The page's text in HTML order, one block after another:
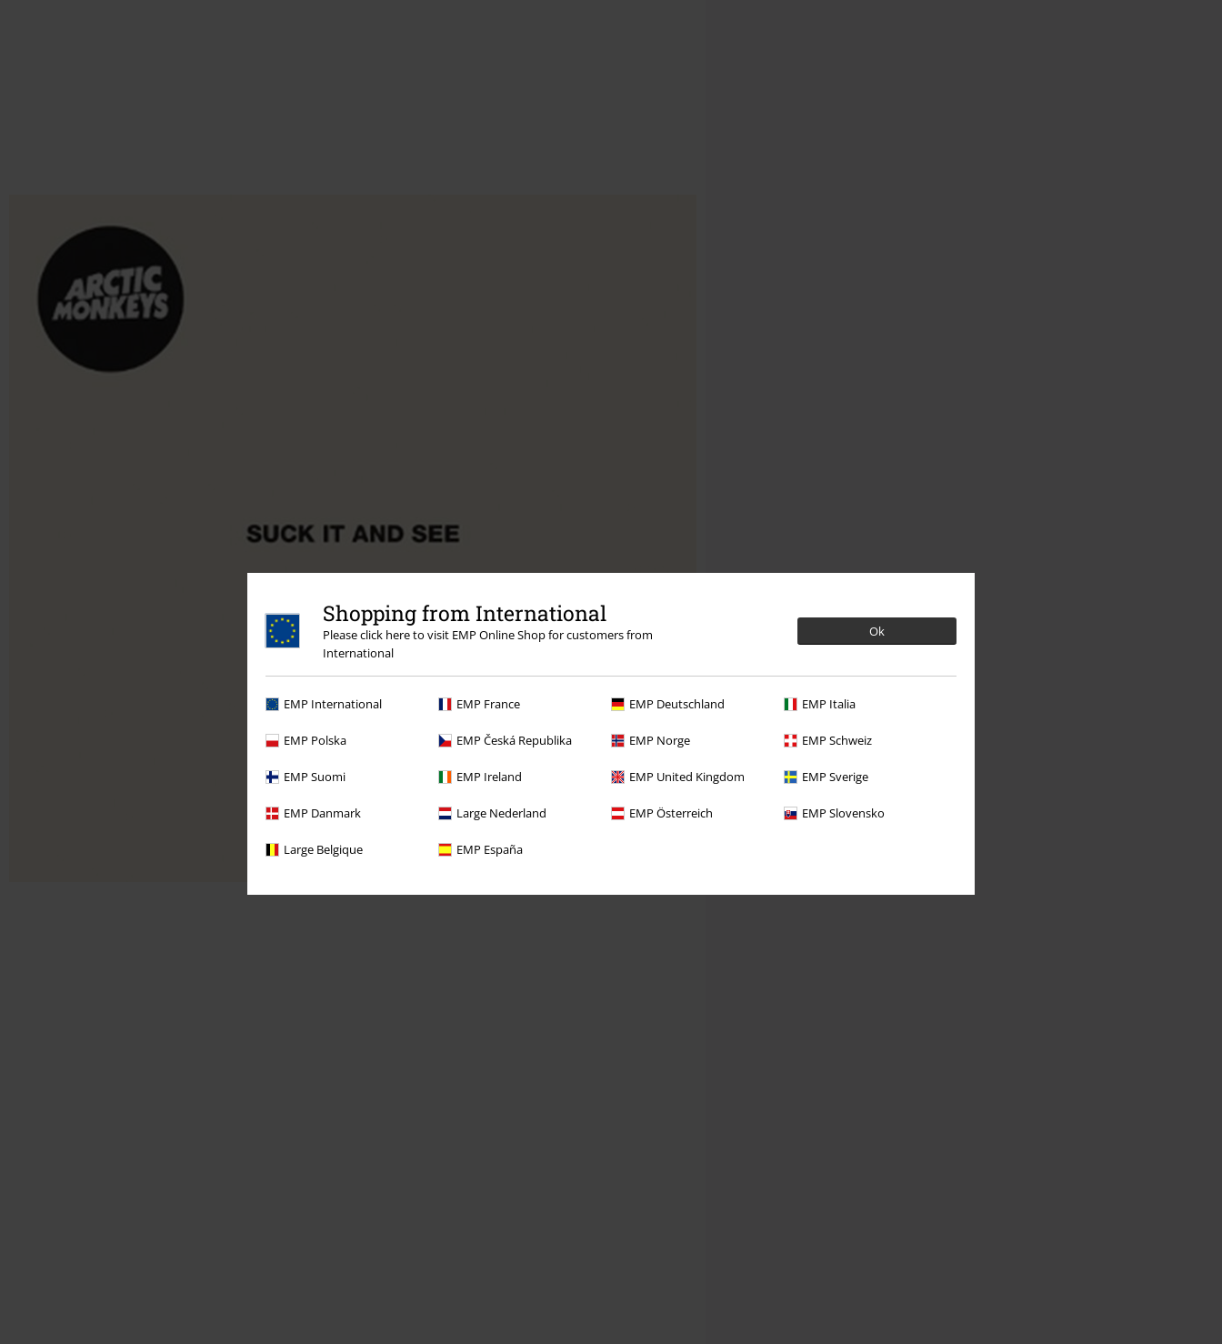
Shopping from International
Please click here to visit EMP Online Shop for customers from
International
Ok
EMP International EMP France EMP Deutschland EMP Italia
EMP Polska EMP Česká Republika EMP Norge EMP Schweiz
EMP Suomi EMP Ireland EMP United Kingdom EMP Sverige
EMP Danmark Large Nederland EMP Österreich EMP Slovensko
Large Belgique EMP España